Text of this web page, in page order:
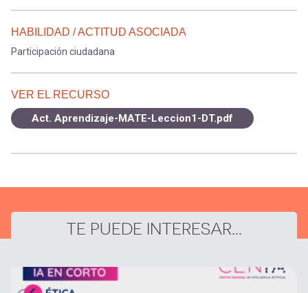
HABILIDAD / ACTITUD ASOCIADA
Participación ciudadana
VER EL RECURSO
Act. Aprendizaje-MATE-Leccion1-DT.pdf
TE PUEDE INTERESAR...